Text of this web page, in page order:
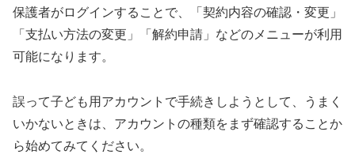
保護者がログインすることで、「契約内容の確認・変更」
「支払い方法の変更」「解約申請」などのメニューが利用
可能になります。
誤って子ども用アカウントで手続きしようとして、うまく
いかないときは、アカウントの種類をまず確認することか
ら始めてみてください。